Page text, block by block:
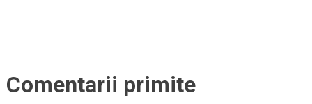
Comentarii primite